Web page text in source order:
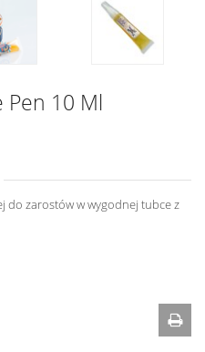
Pen 10 Ml
do zarostów w wygodnej tubce z